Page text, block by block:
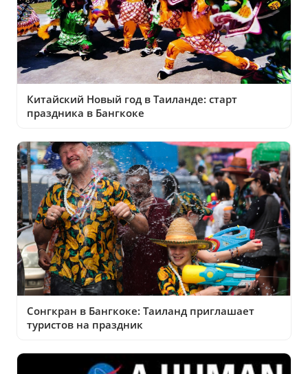
Китайский Новый год в Таиланде: старт
праздника в Бангкоке
Сонгкран в Бангкоке: Таиланд приглашает
туристов на праздник